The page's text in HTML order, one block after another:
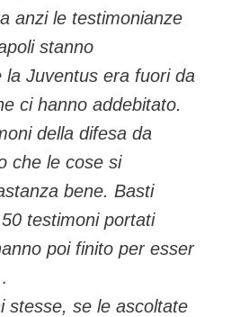
anzi le testimonianze
stanno
la Juventus era fuori da
ci hanno addebitato.
della difesa da
che le cose si
bene. Basti
testimoni portati
poi finito per esser
stesse, se le ascoltate